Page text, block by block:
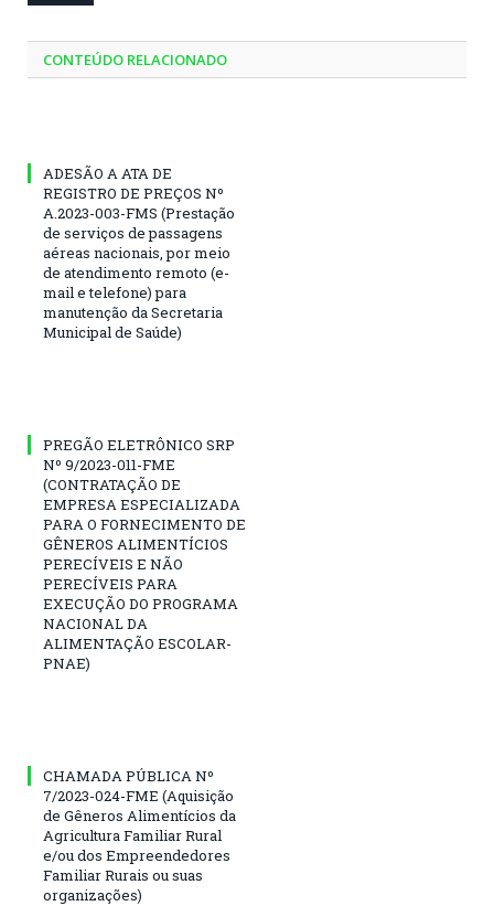
CONTEÚDO RELACIONADO
ADESÃO A ATA DE
REGISTRO DE PREÇOS Nº
A.2023-003-FMS (Prestação
de serviços de passagens
aéreas nacionais, por meio
de atendimento remoto (e-
mail e telefone) para
manutenção da Secretaria
Municipal de Saúde)
PREGÃO ELETRÔNICO SRP
Nº 9/2023-011-FME
(CONTRATAÇÃO DE
EMPRESA ESPECIALIZADA
PARA O FORNECIMENTO DE
GÊNEROS ALIMENTÍCIOS
PERECÍVEIS E NÃO
PERECÍVEIS PARA
EXECUÇÃO DO PROGRAMA
NACIONAL DA
ALIMENTAÇÃO ESCOLAR-
PNAE)
CHAMADA PÚBLICA Nº
7/2023-024-FME (Aquisição
de Gêneros Alimentícios da
Agricultura Familiar Rural
e/ou dos Empreendedores
Familiar Rurais ou suas
organizações)